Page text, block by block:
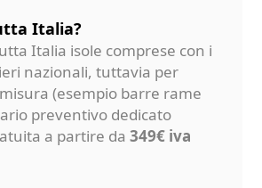
Italia?
Italia isole comprese con i
nazionali, tuttavia per
(esempio barre rame
preventivo dedicato
a partire da 349€ iva